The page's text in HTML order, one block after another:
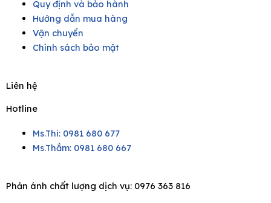
Quy định và bảo hành
Hướng dẫn mua hàng
Vận chuyển
Chính sách bảo mật
Liên hệ
Hotline
Ms.Thi: 0981 680 677
Ms.Thắm: 0981 680 667
Phản ánh chất lượng dịch vụ: 0976 363 816